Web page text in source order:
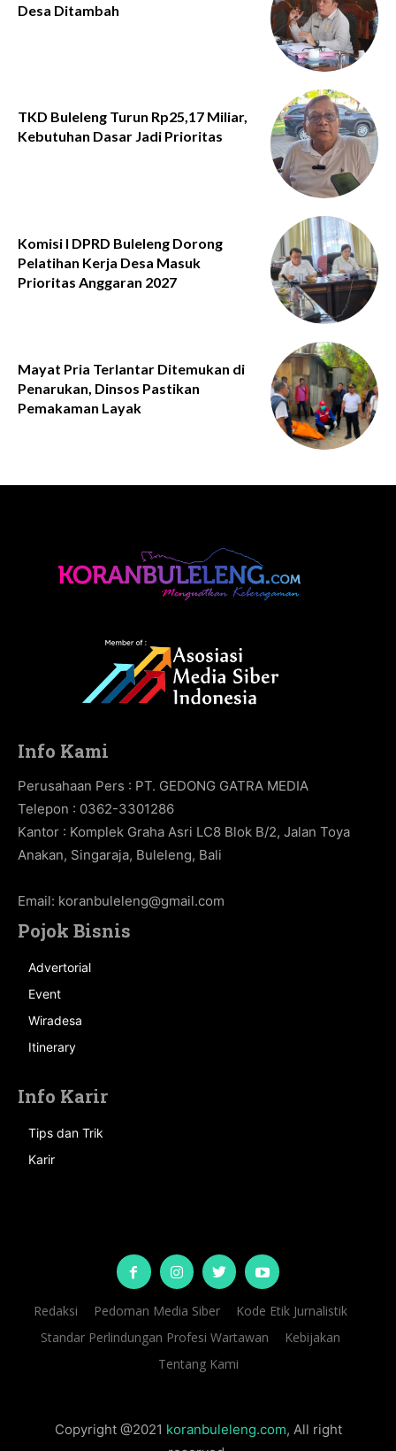
Desa Ditambah
TKD Buleleng Turun Rp25,17 Miliar,
Kebutuhan Dasar Jadi Prioritas
Komisi I DPRD Buleleng Dorong
Pelatihan Kerja Desa Masuk
Prioritas Anggaran 2027
Mayat Pria Terlantar Ditemukan di
Penarukan, Dinsos Pastikan
Pemakaman Layak
Info Kami
Perusahaan Pers : PT. GEDONG GATRA MEDIA
Telepon : 0362-3301286
Kantor : Komplek Graha Asri LC8 Blok B/2, Jalan Toya
Anakan, Singaraja, Buleleng, Bali
Email: koranbuleleng@gmail.com
Pojok Bisnis
Advertorial
Event
Wiradesa
Itinerary
Info Karir
Tips dan Trik
Karir
Redaksi Pedoman Media Siber
Kode Etik Jurnalistik
Standar Perlindungan Profesi Wartawan
Kebijakan
Tentang Kami
Copyright @2021 koranbuleleng.com, All right